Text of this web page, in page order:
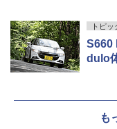
トピッ
S660
dulo
も